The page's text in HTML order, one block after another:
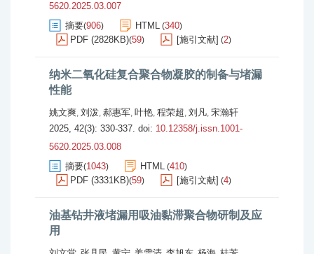
5620.2025.03.007
摘要(906) HTML (340)
PDF (2828KB)(59) [施引文献] (2)
纳米二氧化硅复合聚合物凝胶的制备与堵漏
性能
姚文爽, 刘泼, 郝惠军, 叶艳, 程荣超, 刘凡, 宋瀚轩
2025, 42(3): 330-337. doi: 10.12358/j.issn.1001-
5620.2025.03.008
摘要(1043) HTML (410)
PDF (3331KB)(59) [施引文献] (4)
油基钻井液堵漏用吸油黏滞聚合物研制及应
用